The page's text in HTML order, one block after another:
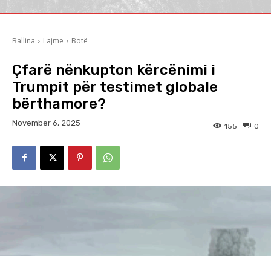
Ballina Lajme Botë
Çfarë nënkupton kërcënimi i
Trumpit për testimet globale
bërthamore?
November 6, 2025 0
155